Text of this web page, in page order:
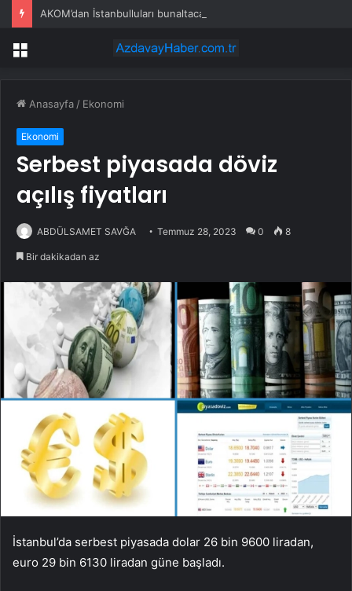
AKOM’dan İstanbulluları bunaltacak haber
Menü
Anasayfa / Ekonomi
Ekonomi
Serbest piyasada döviz
açılış fiyatları
ABDÜLSAMET SAVĞA Temmuz 28, 2023 0 8
Bir dakikadan az
İstanbul’da serbest piyasada dolar 26 bin 9600 liradan,
euro 29 bin 6130 liradan güne başladı.